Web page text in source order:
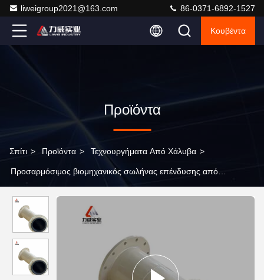
liweigroup2021@163.com 86-0371-6892-1527
Κουβέντα
Προϊόντα
Σπίτι > Προϊόντα > Τεχνουργήματα Από Χάλυβα >
Προσαρμόσιμος βιομηχανικός σωλήνας επένδυσης από